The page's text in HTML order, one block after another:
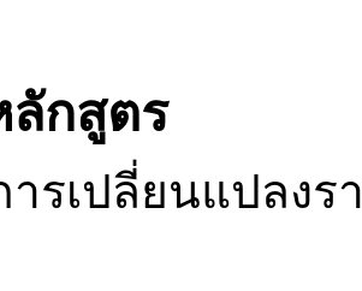
ลักสูตร
รเปลี่ยนแปลงร